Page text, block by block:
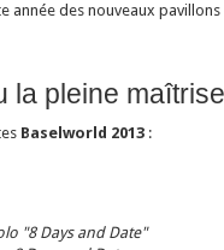
année des nouveaux
la pleine
Baselworld 2013: